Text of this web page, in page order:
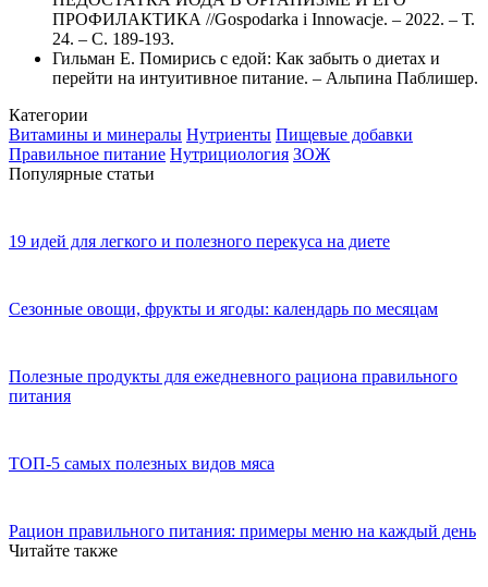
ПРОФИЛАКТИКА //Gospodarka i Innowacje. – 2022. – Т.
24. – С. 189-193.
Гильман Е. Помирись с едой: Как забыть о диетах и
перейти на интуитивное питание. – Альпина Паблишер.
Категории
Витамины и минералы Нутриенты Пищевые добавки
Правильное питание Нутрициология ЗОЖ
Популярные статьи
19 идей для легкого и полезного перекуса на диете
Сезонные овощи, фрукты и ягоды: календарь по месяцам
Полезные продукты для ежедневного рациона правильного
питания
ТОП-5 самых полезных видов мяса
Рацион правильного питания: примеры меню на каждый день
Читайте также